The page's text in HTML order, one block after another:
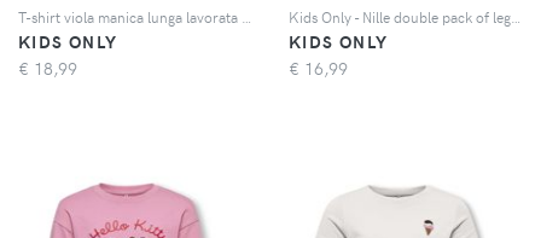
KIDS ONLY
€ 18,99
KIDS ONLY
€ 16,99